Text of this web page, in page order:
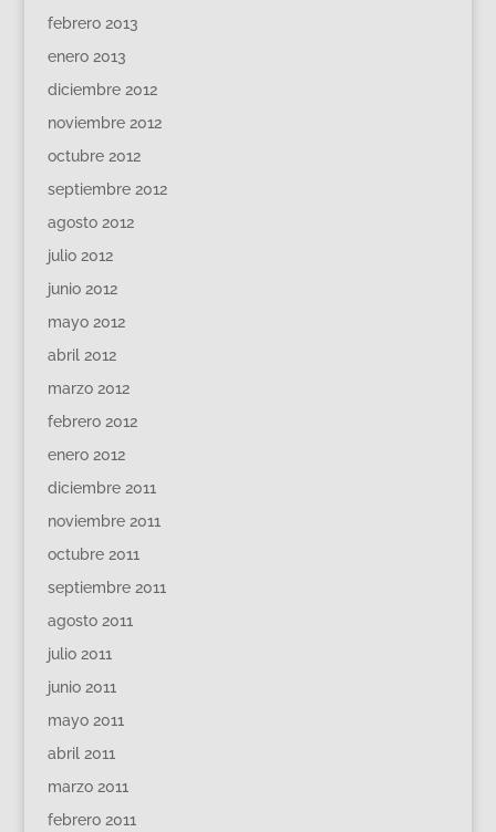
febrero 2013
enero 2013
diciembre 2012
noviembre 2012
octubre 2012
septiembre 2012
agosto 2012
julio 2012
junio 2012
mayo 2012
abril 2012
marzo 2012
febrero 2012
enero 2012
diciembre 2011
noviembre 2011
octubre 2011
septiembre 2011
agosto 2011
julio 2011
junio 2011
mayo 2011
abril 2011
marzo 2011
febrero 2011